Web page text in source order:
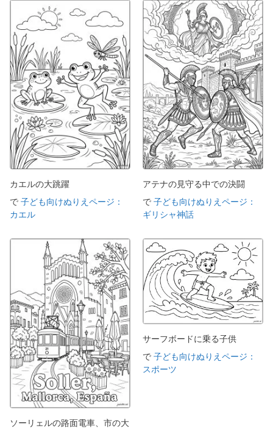
カエルの大跳躍
で 子ども向けぬりえページ：
カエル
アテナの見守る中での決闘
で 子ども向けぬりえページ：
ギリシャ神話
ソーリェルの路面電車、市の大
サーフボードに乗る子供
で 子ども向けぬりえページ：
スポーツ